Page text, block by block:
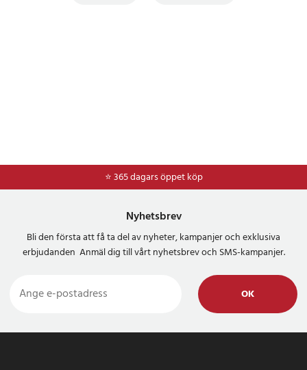
⭐ 365 dagars öppet köp
⭐Frakt 49kr *
Nyhetsbrev
Bli den första att få ta del av nyheter, kampanjer och exklusiva
erbjudanden Anmäl dig till vårt nyhetsbrev och SMS-kampanjer.
OK